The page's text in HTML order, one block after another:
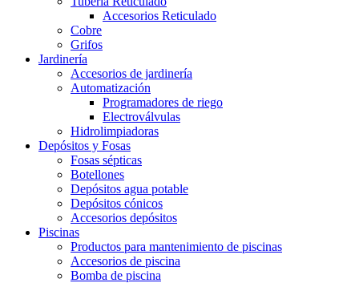
Accesorios Reticulado
Cobre
Grifos
Jardinería
Accesorios de jardinería
Automatización
Programadores de riego
Electroválvulas
Hidrolimpiadoras
Depósitos y Fosas
Fosas sépticas
Botellones
Depósitos agua potable
Depósitos cónicos
Accesorios depósitos
Piscinas
Productos para mantenimiento de piscinas
Accesorios de piscina
Bomba de piscina